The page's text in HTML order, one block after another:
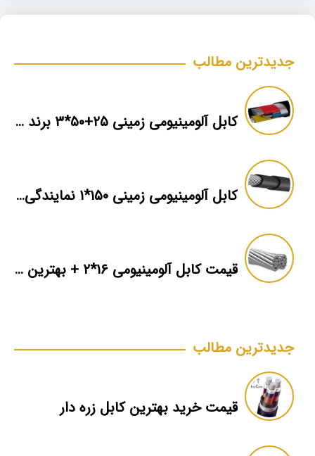
جدیدترین مطالب
کابل آلومینیومی زمینی ۲۵+۵۰*۳ برند ماهان
کابل آلومینیومی زمینی ۱۵۰*۱ نمایندگی فروش
قیمت کابل آلومینیومی ۱۶*۲ + بهترین برند بازار + اطلاعات فنی
جدیدترین مطالب
قیمت خرید بهترین کابل زره دار